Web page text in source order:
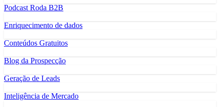
Podcast Roda B2B
Enriquecimento de dados
Conteúdos Gratuitos
Blog da Prospecção
Geração de Leads
Inteligência de Mercado